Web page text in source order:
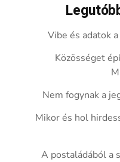
Vibe és adatok
Közösséget
Nem fogynak a
Mikor és hol
A postaládából a